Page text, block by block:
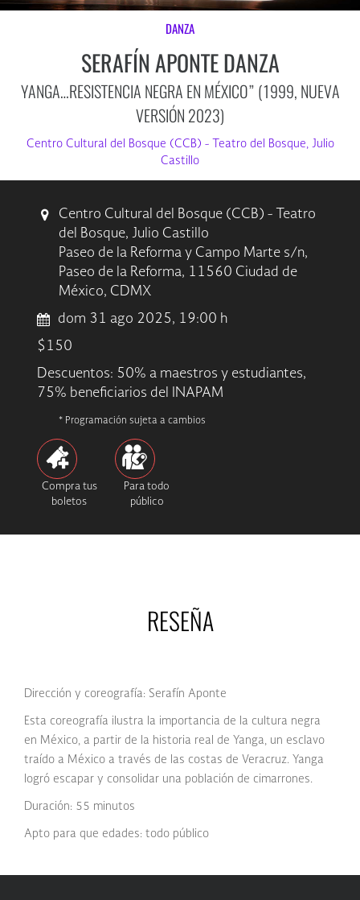
DANZA
SERAFÍN APONTE DANZA
YANGA…RESISTENCIA NEGRA EN MÉXICO” (1999, NUEVA
VERSIÓN 2023)
Centro Cultural del Bosque (CCB) - Teatro del Bosque, Julio
Castillo
Centro Cultural del Bosque (CCB) - Teatro
del Bosque, Julio Castillo
Paseo de la Reforma y Campo Marte s/n,
Paseo de la Reforma, 11560 Ciudad de
México, CDMX
dom 31 ago 2025, 19:00 h
$150
Descuentos: 50% a maestros y estudiantes,
75% beneficiarios del INAPAM
* Programación sujeta a cambios
Compra tus
boletos
Para todo
público
RESEÑA
Dirección y coreografía: Serafín Aponte
Esta coreografía ilustra la importancia de la cultura negra
en México, a partir de la historia real de Yanga, un esclavo
traído a México a través de las costas de Veracruz. Yanga
logró escapar y consolidar una población de cimarrones.
Duración: 55 minutos
Apto para que edades: todo público